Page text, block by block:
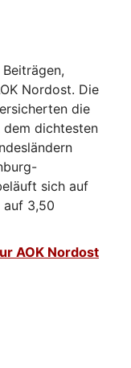
Nordost. Die
die
dem dichtesten
sich auf
auf 3,50
AOK Nordost